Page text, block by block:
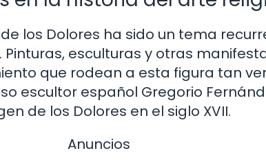
los Dolores ha sido un tema
Pinturas, esculturas y otras
que rodean a esta figura tan
escultor español Gregorio
de los Dolores en el siglo XVII.
Anuncios